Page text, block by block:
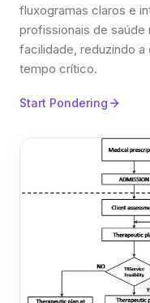
fluxogramas claros e
profissionais de
facilidade, reduzindo
tempo crítico.
Start Pondering